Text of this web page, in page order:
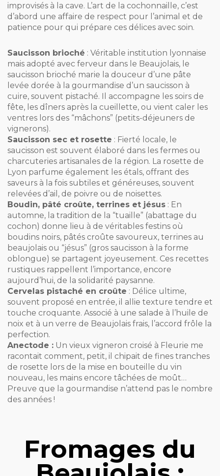
improvisés à la cave. L’art de la cochonnaille, c’est
d’abord une affaire de respect pour l’animal et de
patience pour qui prépare ces délices avec soin.
Saucisson brioché : Véritable institution lyonnaise
mais adopté avec ferveur dans le Beaujolais, le
saucisson brioché marie la douceur d’une pâte
levée dorée à la gourmandise d’un saucisson à
cuire, souvent pistaché. Il accompagne les soirs de
fête, les dîners après la cueillette, ou vient caler les
ventres lors des “mâchons” (petits-déjeuners de
vignerons).
Saucisson sec et rosette : Fierté locale, le
saucisson est souvent élaboré dans les fermes ou
charcuteries artisanales de la région. La rosette de
Lyon parfume également les étals, offrant des
saveurs à la fois subtiles et généreuses, souvent
relevées d’ail, de poivre ou de noisettes.
Boudin, pâté croûte, terrines et jésus : En
automne, la tradition de la “tuaille” (abattage du
cochon) donne lieu à de véritables festins où
boudins noirs, pâtés croûte savoureux, terrines au
beaujolais ou “jésus” (gros saucisson à la forme
oblongue) se partagent joyeusement. Ces recettes
rustiques rappellent l’importance, encore
aujourd’hui, de la solidarité paysanne.
Cervelas pistaché en croûte : Délice ultime,
souvent proposé en entrée, il allie texture tendre et
touche croquante. Associé à une salade à l’huile de
noix et à un verre de Beaujolais frais, l’accord frôle la
perfection.
Anectode : Un vieux vigneron croisé à Fleurie me
racontait comment, petit, il chipait de fines tranches
de rosette lors de la mise en bouteille du vin
nouveau, les mains encore tâchées de moût…
Preuve que la gourmandise n’attend pas le nombre
des années !
Fromages du